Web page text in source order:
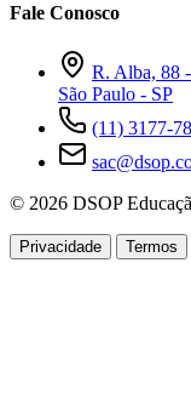
Fale Conosco
R. Alba, 88 -
São Paulo - SP
(11) 3177-
© 2026 DSOP
Privacidade Termos